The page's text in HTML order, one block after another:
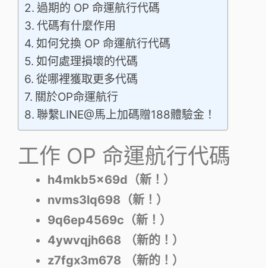
過期的 OP 命運航行代碼
代碼有什麼作用
如何兌換 OP 命運航行代碼
如何處理損壞的代碼
從哪裡獲取更多代碼
關於OP命運航行
聯繫LINE@馬上加碼贈188體驗金！
工作 OP 命運航行代碼
h4mkb5x69d（新！）
nvms3lq698（新！）
9q6ep4569c（新！）
4ywvqjh668
（新的！）
z7fgx3m678
（新的！）